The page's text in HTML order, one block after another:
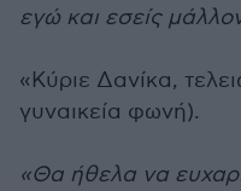
εγώ και εσείς
«Κύριε Δανίκα,
γυναικεία φωνή).
«Θα ήθελα να